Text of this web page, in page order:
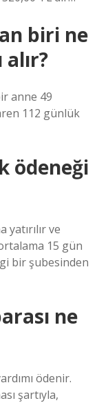
biri ne
anne 49
112 günlük
ödeneği
yatırılır ve
15 gün
bir şubesinden
ne
ödenir.
şartıyla,